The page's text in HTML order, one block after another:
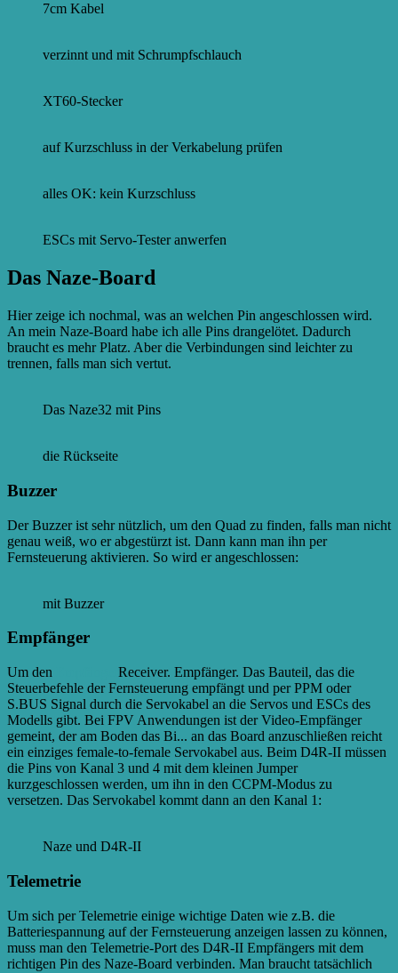
7cm Kabel
verzinnt und mit Schrumpfschlauch
XT60-Stecker
auf Kurzschluss in der Verkabelung prüfen
alles OK: kein Kurzschluss
ESCs mit Servo-Tester anwerfen
Das Naze-Board
Hier zeige ich nochmal, was an welchen Pin angeschlossen wird.
An mein Naze-Board habe ich alle Pins drangelötet. Dadurch
braucht es mehr Platz. Aber die Verbindungen sind leichter zu
trennen, falls man sich vertut.
Das Naze32 mit Pins
die Rückseite
Buzzer
Der Buzzer ist sehr nützlich, um den Quad zu finden, falls man nicht
genau weiß, wo er abgestürzt ist. Dann kann man ihn per
Fernsteuerung aktivieren. So wird er angeschlossen:
mit Buzzer
Empfänger
Um den
Receiver. Empfänger. Das Bauteil, das die
Steuerbefehle der Fernsteuerung empfängt und per PPM oder
S.BUS Signal durch die Servokabel an die Servos und ESCs des
Modells gibt. Bei FPV Anwendungen ist der Video-Empfänger
gemeint, der am Boden das Bi... an das Board anzuschließen reicht
ein einziges female-to-female Servokabel aus. Beim D4R-II müssen
die Pins von Kanal 3 und 4 mit dem kleinen Jumper
kurzgeschlossen werden, um ihn in den CCPM-Modus zu
versetzen. Das Servokabel kommt dann an den Kanal 1:
Naze und D4R-II
Telemetrie
Um sich per Telemetrie einige wichtige Daten wie z.B. die
Batteriespannung auf der Fernsteuerung anzeigen lassen zu können,
muss man den Telemetrie-Port des D4R-II Empfängers mit dem
richtigen Pin des Naze-Board verbinden. Man braucht tatsächlich